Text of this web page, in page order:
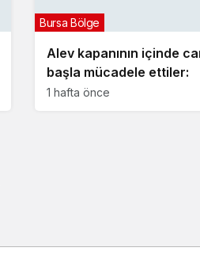
Alev kapanının içinde
başla mücadele ettiler:
Bursa Bölge
1 hafta önce